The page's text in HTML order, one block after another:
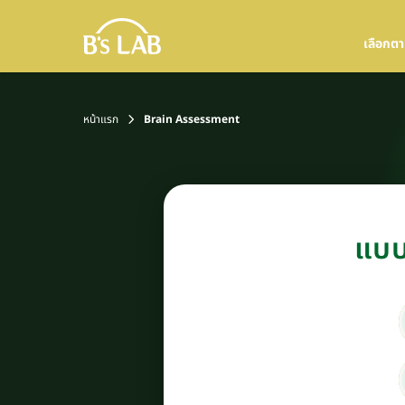
เลือกต
หน้าแรก Brain Assessment
แบ